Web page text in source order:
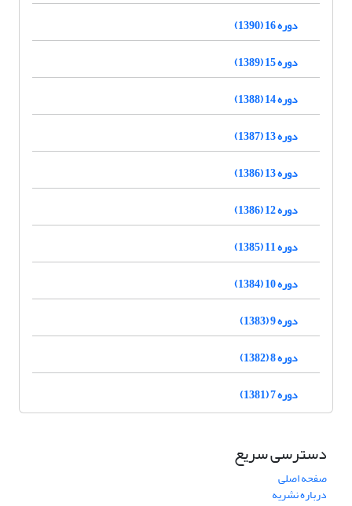
دوره 16 (1390)
دوره 15 (1389)
دوره 14 (1388)
دوره 13 (1387)
دوره 13 (1386)
دوره 12 (1386)
دوره 11 (1385)
دوره 10 (1384)
دوره 9 (1383)
دوره 8 (1382)
دوره 7 (1381)
دسترسی سریع
صفحه اصلی
درباره نشریه